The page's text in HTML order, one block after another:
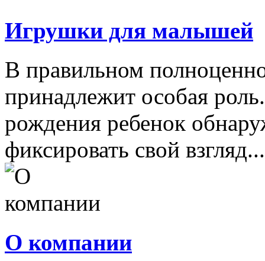
Игрушки для малышей
В правильном
принадлежит особая
рождения ребенок
фиксировать свой взгляд...
О компании